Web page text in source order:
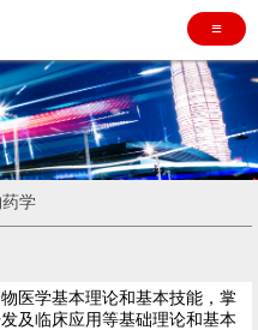
≡
学
医学基本理论和基本技能，掌
及临床应用等基础理论和基本